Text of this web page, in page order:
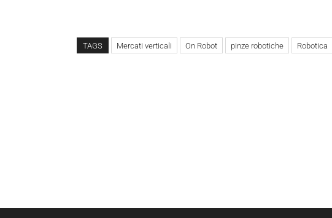
TAGS Mercati verticali On Robot pinze robotiche Robotica